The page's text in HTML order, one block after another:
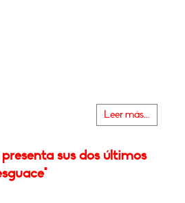
Leer más...
sus dos últimos